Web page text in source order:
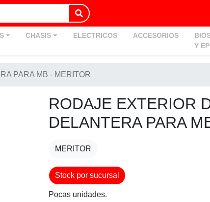
CHASIS ELECTRICOS ACCESORIOS
Y
PARA MB - MERITOR
RODAJE EXTERIOR
DELANTERA PARA
MERITOR
Stock por sucursal
Pocas unidades.